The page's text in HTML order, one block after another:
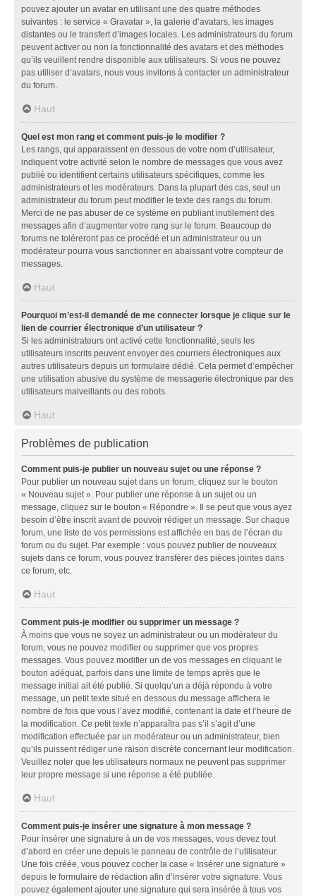
pouvez ajouter un avatar en utilisant une des quatre méthodes
suivantes : le service « Gravatar », la galerie d’avatars, les images
distantes ou le transfert d’images locales. Les administrateurs du forum
peuvent activer ou non la fonctionnalité des avatars et des méthodes
qu’ils veuillent rendre disponible aux utilisateurs. Si vous ne pouvez
pas utiliser d’avatars, nous vous invitons à contacter un administrateur
du forum.
Haut
Quel est mon rang et comment puis-je le modifier ?
Les rangs, qui apparaissent en dessous de votre nom d’utilisateur,
indiquent votre activité selon le nombre de messages que vous avez
publié ou identifient certains utilisateurs spécifiques, comme les
administrateurs et les modérateurs. Dans la plupart des cas, seul un
administrateur du forum peut modifier le texte des rangs du forum.
Merci de ne pas abuser de ce système en publiant inutilement des
messages afin d’augmenter votre rang sur le forum. Beaucoup de
forums ne toléreront pas ce procédé et un administrateur ou un
modérateur pourra vous sanctionner en abaissant votre compteur de
messages.
Haut
Pourquoi m’est-il demandé de me connecter lorsque je clique sur le
lien de courrier électronique d’un utilisateur ?
Si les administrateurs ont activé cette fonctionnalité, seuls les
utilisateurs inscrits peuvent envoyer des courriers électroniques aux
autres utilisateurs depuis un formulaire dédié. Cela permet d’empêcher
une utilisation abusive du système de messagerie électronique par des
utilisateurs malveillants ou des robots.
Haut
Problèmes de publication
Comment puis-je publier un nouveau sujet ou une réponse ?
Pour publier un nouveau sujet dans un forum, cliquez sur le bouton
« Nouveau sujet ». Pour publier une réponse à un sujet ou un
message, cliquez sur le bouton « Répondre ». Il se peut que vous ayez
besoin d’être inscrit avant de pouvoir rédiger un message. Sur chaque
forum, une liste de vos permissions est affichée en bas de l’écran du
forum ou du sujet. Par exemple : vous pouvez publier de nouveaux
sujets dans ce forum, vous pouvez transférer des pièces jointes dans
ce forum, etc.
Haut
Comment puis-je modifier ou supprimer un message ?
À moins que vous ne soyez un administrateur ou un modérateur du
forum, vous ne pouvez modifier ou supprimer que vos propres
messages. Vous pouvez modifier un de vos messages en cliquant le
bouton adéquat, parfois dans une limite de temps après que le
message initial ait été publié. Si quelqu’un a déjà répondu à votre
message, un petit texte situé en dessous du message affichera le
nombre de fois que vous l’avez modifié, contenant la date et l’heure de
la modification. Ce petit texte n’apparaîtra pas s’il s’agit d’une
modification effectuée par un modérateur ou un administrateur, bien
qu’ils puissent rédiger une raison discrète concernant leur modification.
Veuillez noter que les utilisateurs normaux ne peuvent pas supprimer
leur propre message si une réponse a été publiée.
Haut
Comment puis-je insérer une signature à mon message ?
Pour insérer une signature à un de vos messages, vous devez tout
d’abord en créer une depuis le panneau de contrôle de l’utilisateur.
Une fois créée, vous pouvez cocher la case « Insérer une signature »
depuis le formulaire de rédaction afin d’insérer votre signature. Vous
pouvez également ajouter une signature qui sera insérée à tous vos